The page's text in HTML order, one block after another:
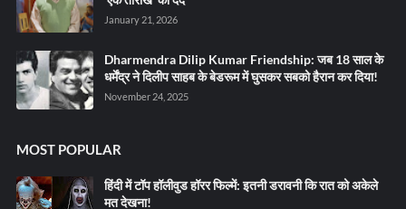
January 21, 2026
Dharmendra Dilip Kumar Friendship: जब 18 साल के
धर्मेंद्र ने दिलीप साहब के बेडरूम में घुसकर सबको हैरान कर दिया!
November 24, 2025
MOST POPULAR
हिंदी में टॉप हॉलीवुड हॉरर फिल्में: इतनी डरावनी कि रात को अकेले
मत देखना!